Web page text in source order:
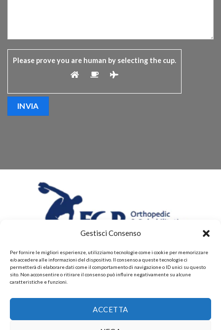
Gestisci Consenso
Per fornire le migliori esperienze, utilizziamo tecnologie come i cookie per memorizzare
e/o accedere alle informazioni del dispositivo. Il consenso a queste tecnologie ci
permetterà di elaborare dati come il comportamento di navigazione o ID unici su questo
sito. Non acconsentire o ritirare il consenso può influire negativamente su alcune
caratteristiche e funzioni.
ACCETTA
Please prove you are human by selecting the cup.
POLITICHE DI RESI E DI RIMBORSI